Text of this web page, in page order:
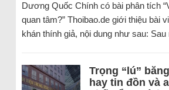
Dương Quốc Chính có bài phân tích
quan tâm?” Thoibao.de giới thiệu bài
khán thính giả, nội dung như sau:
Trọng “lú”
hay tin đồn và